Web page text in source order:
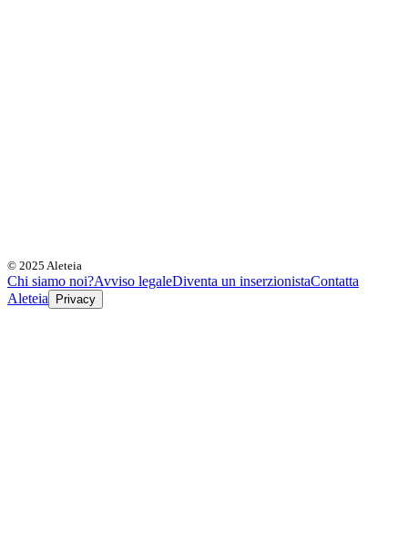
© 2025 Aleteia
Chi siamo noi?Avviso legaleDiventa un inserzionistaContatta
Aleteia
Privacy